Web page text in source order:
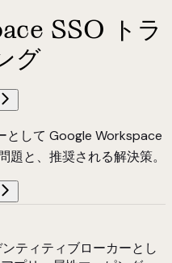
SSO トラ
グ
として Google Workspace
題と、推奨される解決策。
ティティブローカーとし